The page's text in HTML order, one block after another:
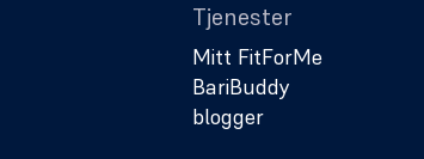
Tjenester
Mitt FitForMe
BariBuddy
blogger